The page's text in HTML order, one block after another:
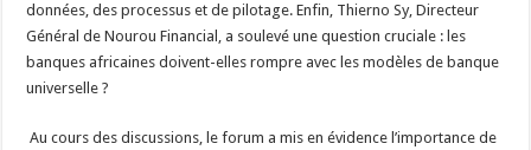
données, des processus et de pilotage. Enfin, Thierno Sy, Directeur
Général de Nourou Financial, a soulevé une question cruciale : les
banques africaines doivent-elles rompre avec les modèles de banque
universelle ?
Au cours des discussions, le forum a mis en évidence l’importance de